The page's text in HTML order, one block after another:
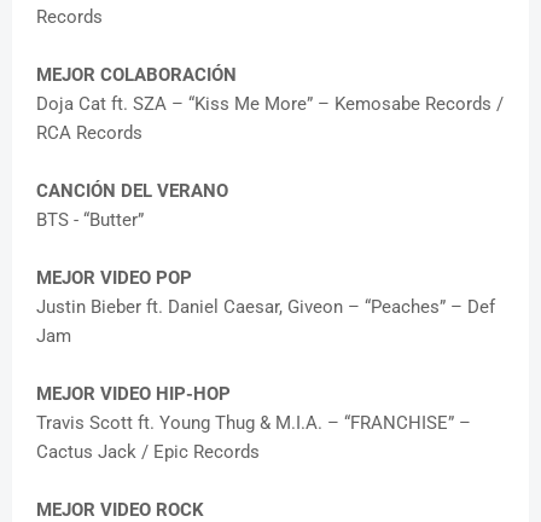
Records
MEJOR COLABORACIÓN
Doja Cat ft. SZA – “Kiss Me More” – Kemosabe Records /
RCA Records
CANCIÓN DEL VERANO
BTS - “Butter”
MEJOR VIDEO POP
Justin Bieber ft. Daniel Caesar, Giveon – “Peaches” – Def
Jam
MEJOR VIDEO HIP-HOP
Travis Scott ft. Young Thug & M.I.A. – “FRANCHISE” –
Cactus Jack / Epic Records
MEJOR VIDEO ROCK